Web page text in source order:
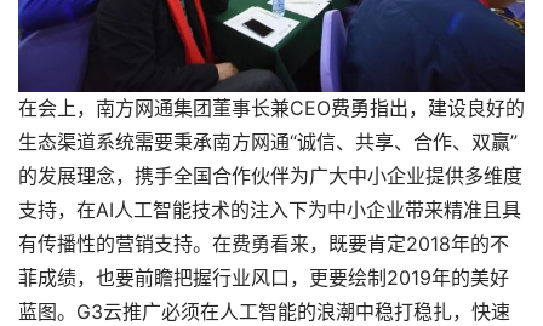
在会上，南方网通集团董事长兼CEO费勇指出，建设良好的
生态渠道系统需要秉承南方网通“诚信、共享、合作、双赢”
的发展理念，携手全国合作伙伴为广大中小企业提供多维度
支持，在AI人工智能技术的注入下为中小企业带来精准且具
有传播性的营销支持。在费勇看来，既要肯定2018年的不
菲成绩，也要前瞻把握行业风口，更要绘制2019年的美好
蓝图。G3云推广必须在人工智能的浪潮中稳打稳扎，快速